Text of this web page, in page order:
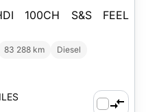
100CH S&S FEEL
83 288 km
Diesel